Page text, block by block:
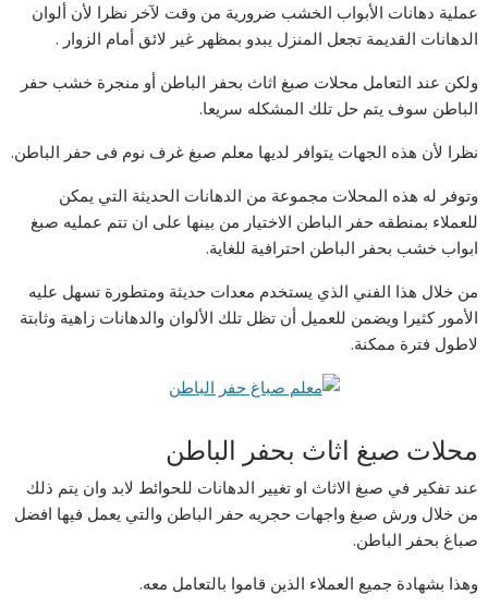
عملية دهانات الأبواب الخشب ضرورية من وقت لآخر نظرا لأن ألوان
الدهانات القديمة تجعل المنزل يبدو بمظهر غير لائق أمام الزوار .
ولكن عند التعامل محلات صبغ اثاث بحفر الباطن أو منجرة خشب حفر
الباطن سوف يتم حل تلك المشكله سريعا.
نظرا لأن هذه الجهات يتوافر لديها معلم صبغ غرف نوم فى حفر الباطن.
وتوفر له هذه المحلات مجموعة من الدهانات الحديثة التي يمكن
للعملاء بمنطقه حفر الباطن الاختيار من بينها على ان تتم عمليه صبغ
ابواب خشب بحفر الباطن احترافية للغاية.
من خلال هذا الفني الذي يستخدم معدات حديثة ومتطورة تسهل عليه
الأمور كثيرا ويضمن للعميل أن تظل تلك الألوان والدهانات زاهية وثابتة
لاطول فترة ممكنة.
محلات صبغ اثاث بحفر الباطن
عند تفكير في صبغ الاثاث او تغيير الدهانات للحوائط لابد وان يتم ذلك
من خلال ورش صبغ واجهات حجريه حفر الباطن والتي يعمل فيها افضل
صباغ بحفر الباطن.
وهذا بشهادة جميع العملاء الذين قاموا بالتعامل معه.